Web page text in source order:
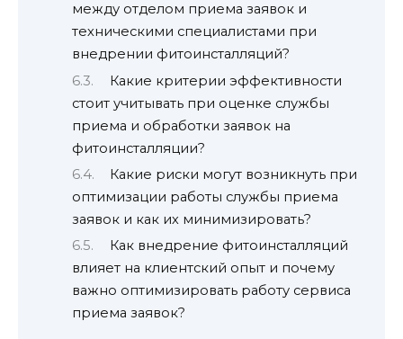
между отделом приема заявок и
техническими специалистами при
внедрении фитоинсталляций?
Какие критерии эффективности
стоит учитывать при оценке службы
приема и обработки заявок на
фитоинсталляции?
Какие риски могут возникнуть при
оптимизации работы службы приема
заявок и как их минимизировать?
Как внедрение фитоинсталляций
влияет на клиентский опыт и почему
важно оптимизировать работу сервиса
приема заявок?